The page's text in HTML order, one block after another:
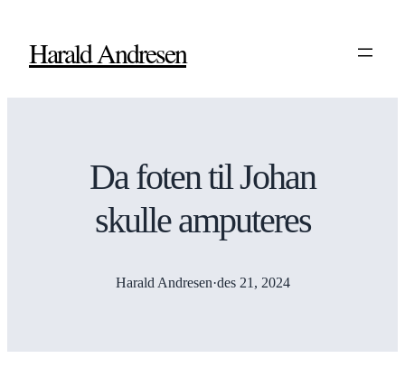
Harald Andresen
Da foten til Johan
skulle amputeres
Harald Andresen·des 21, 2024